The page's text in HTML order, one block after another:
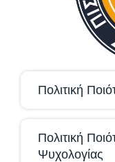
Πολιτική
Πολιτική
Ψυχολογίας